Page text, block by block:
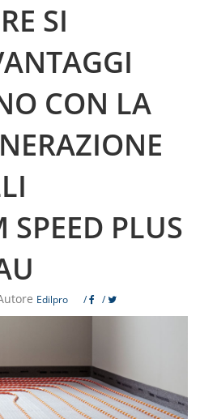
SI
CON LA
SPEED PLUS
Edilpro / /